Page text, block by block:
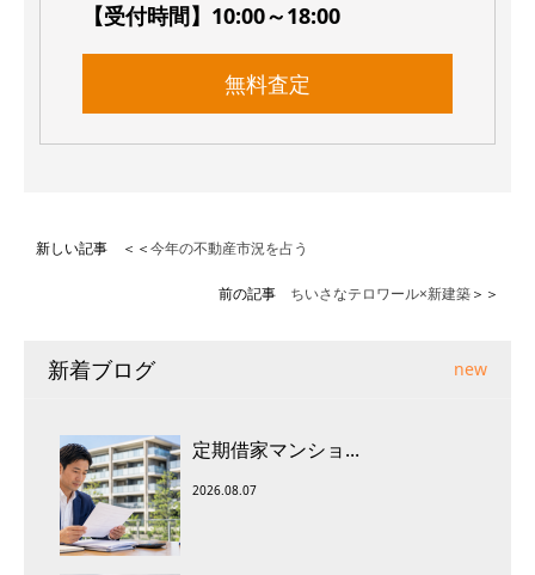
【受付時間】10:00～18:00
無料査定
新しい記事 ＜＜今年の不動産市況を占う
前の記事 ちいさなテロワール×新建築＞＞
新着ブログ new
定期借家マンショ...
2026.08.07